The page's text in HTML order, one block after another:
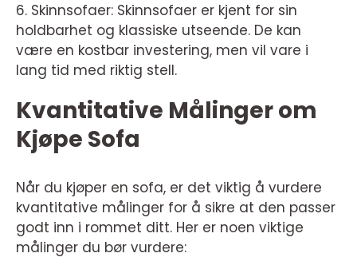
6. Skinnsofaer: Skinnsofaer er kjent for sin
holdbarhet og klassiske utseende. De kan
være en kostbar investering, men vil vare i
lang tid med riktig stell.
Kvantitative Målinger om
Kjøpe Sofa
Når du kjøper en sofa, er det viktig å vurdere
kvantitative målinger for å sikre at den passer
godt inn i rommet ditt. Her er noen viktige
målinger du bør vurdere: